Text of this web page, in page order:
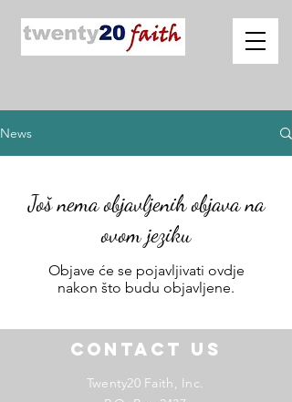
News
Još nema objavljenih objava na
ovom jeziku
Objave će se pojavljivati ovdje
nakon što budu objavljene.
Contact US
Twenty20 Faith, Inc.